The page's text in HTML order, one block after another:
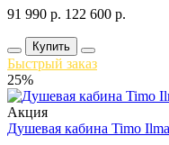
91 990 р. 122 600 р.
Купить
Быстрый заказ
25%
Акция
Душевая кабина Timo